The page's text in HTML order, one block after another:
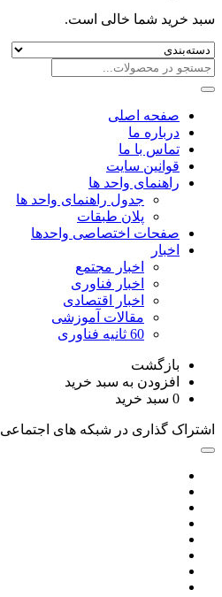
سبد خرید شما خالی است.
صفحه اصلی
درباره ما
تماس با ما
قوانین سایت
راهنمای واحد ها
جدول راهنمای واحد ها
پلان طبقات
صفحات اختصاصی واحدها
اخبار
اخبار مجتمع
اخبار فناوری
اخبار اقتصادی
مقالات آموزشی
60 ثانیه فناوری
بازگشت
افزودن به سبد خرید
0 سبد خرید
اشتراک گذاری در شبکه های اجتماعی